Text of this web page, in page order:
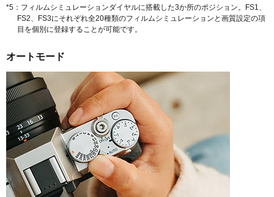
*5：フィルムシミュレーションダイヤルに搭載した3か所のポジション。FS1、
FS2、FS3にそれぞれ全20種類のフィルムシミュレーションと画質設定の項
目を個別に登録することが可能です。
オートモード